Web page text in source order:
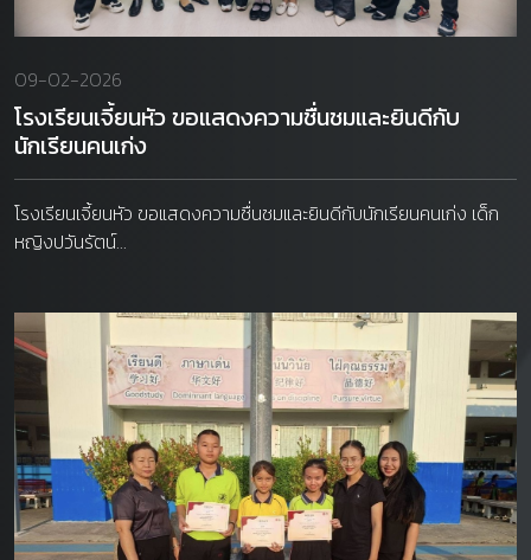
09-02-2026
โรงเรียนเจี้ยนหัว ขอแสดงความชื่นชมและยินดีกับ
นักเรียนคนเก่ง
โรงเรียนเจี้ยนหัว ขอแสดงความชื่นชมและยินดีกับนักเรียนคนเก่ง เด็ก
หญิงปวันรัตน์...